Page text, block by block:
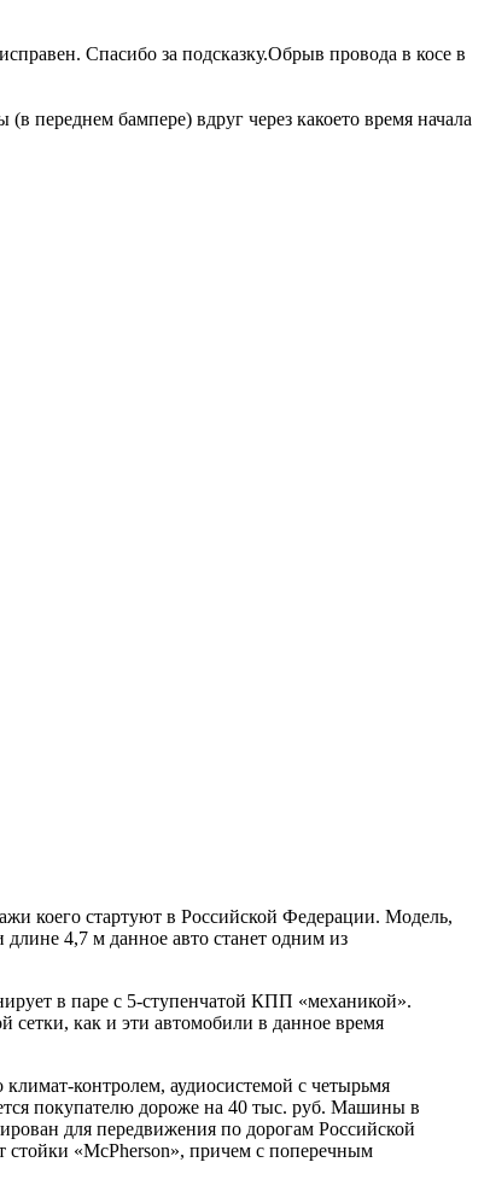
Спасибо за подсказку.Обрыв провода в косе в
переднем бампере) вдруг через какоето время начала
коего стартуют в Российской Федерации. Модель,
4,7 м данное авто станет одним из
в паре с 5-ступенчатой КПП «механикой».
сетки, как и эти автомобили в данное время
контролем, аудиосистемой с четырьмя
покупателю дороже на 40 тыс. руб. Машины в
для передвижения по дорогам Российской
стойки «McPherson», причем с поперечным